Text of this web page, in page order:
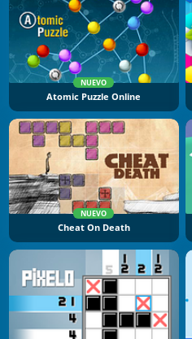
NUEVO
Atomic Puzzle Online
NUEVO
Cheat On Death